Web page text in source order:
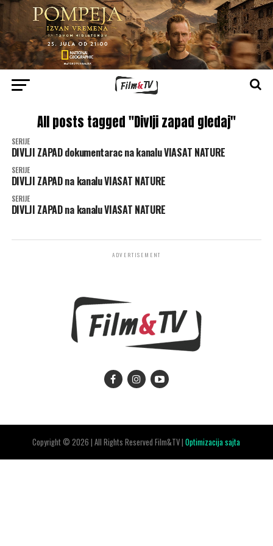
All posts tagged "Divlji zapad gledaj"
SERIJE
DIVLJI ZAPAD dokumentarac na kanalu VIASAT NATURE
SERIJE
DIVLJI ZAPAD na kanalu VIASAT NATURE
SERIJE
DIVLJI ZAPAD na kanalu VIASAT NATURE
ADVERTISEMENT
Copyright © 2026 | All Rights Reserved Film&TV |Optimizacija sajta